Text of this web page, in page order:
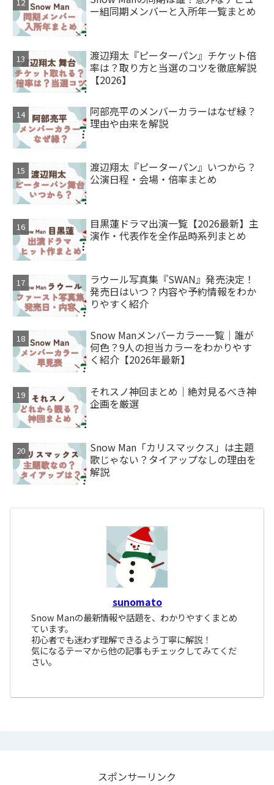
ー組同期メンバーと入所年一覧まとめ
渡辺翔太『ピーターパン』チケット倍
率は？取り方と当選のコツを徹底解説
【2026】
阿部亮平のメンバーカラーはなぜ緑？
理由や由来を解説
渡辺翔太『ピーターパン』いつから？
公演日程・会場・倍率まとめ
目黒蓮ドラマ出演一覧【2026最新】主
演作・代表作を全作品時系列まとめ
ラウール写真集『SWAN』発売決定！
発売日はいつ？内容や予約情報をわか
りやすく紹介
Snow Manメンバーカラー一覧｜誰が
何色？9人の担当カラーをわかりやす
く紹介【2026年最新】
それスノ神回まとめ｜絶対見るべき神
企画を厳選
Snow Man「カリスマックス」は主題
歌じゃない？タイアップなしの理由を
解説
sunomato
Snow Manの最新情報や話題を、わかりやすくまとめ
ています。
初心者でも迷わず理解できるよう丁寧に解説！
気になるテーマから他の記事もチェックしてみてくだ
さい。
スポンサーリンク